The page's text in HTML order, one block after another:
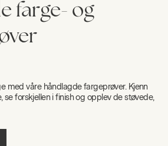
farge- og
med våre håndlagde fargeprøver. Kjenn
se forskjellen i finish og opplev de støvede,